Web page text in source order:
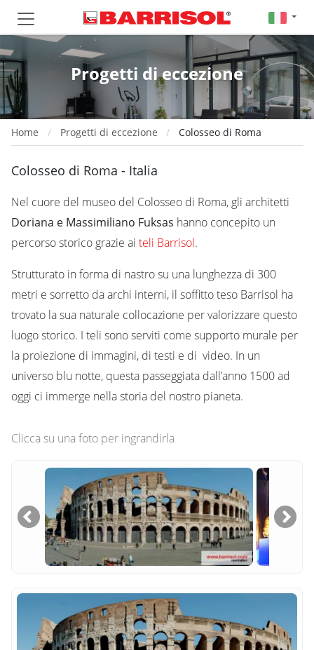
Progetti di eccezione
Home Progetti di eccezione Colosseo di Roma
Colosseo di Roma - Italia
Nel cuore del museo del Colosseo di Roma, gli architetti
Doriana e Massimiliano Fuksas hanno concepito un
percorso storico grazie ai teli Barrisol.
Strutturato in forma di nastro su una lunghezza di 300
metri e sorretto da archi interni, il soffitto teso Barrisol ha
trovato la sua naturale collocazione per valorizzare questo
luogo storico. I teli sono serviti come supporto murale per
la proiezione di immagini, di testi e di video. In un
universo blu notte, questa passeggiata dall’anno 1500 ad
oggi ci immerge nella storia del nostro pianeta.
Clicca su una foto per ingrandirla